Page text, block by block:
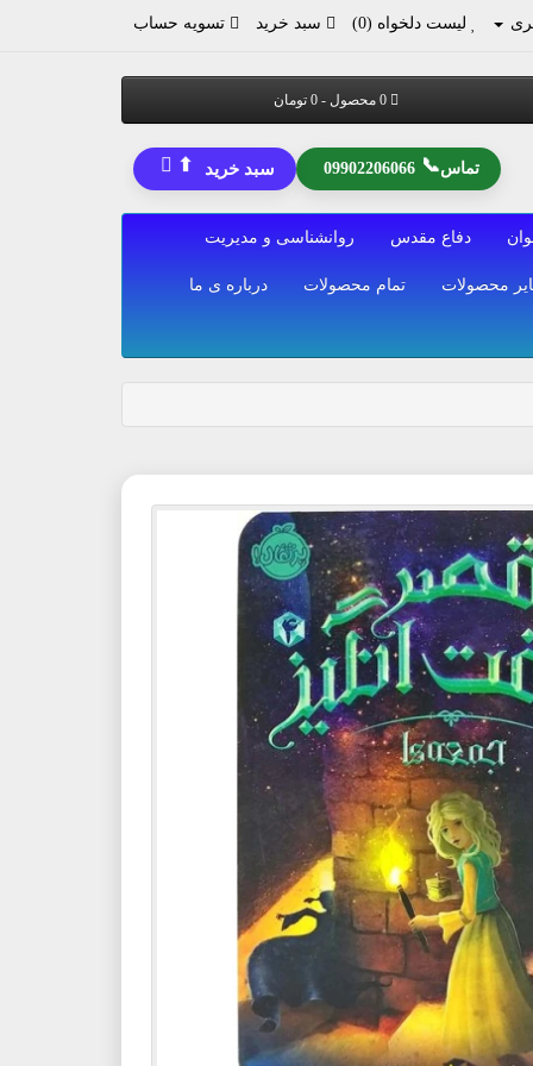
لیست دلخواه (0) سبد خرید تسویه حساب
0 محصول - 0 تومان
تماس📞
09902206066 سبد خرید ⬆
دفاع مقدس روانشناسی و مدیریت
محصولات تمام محصولات درباره ی ما